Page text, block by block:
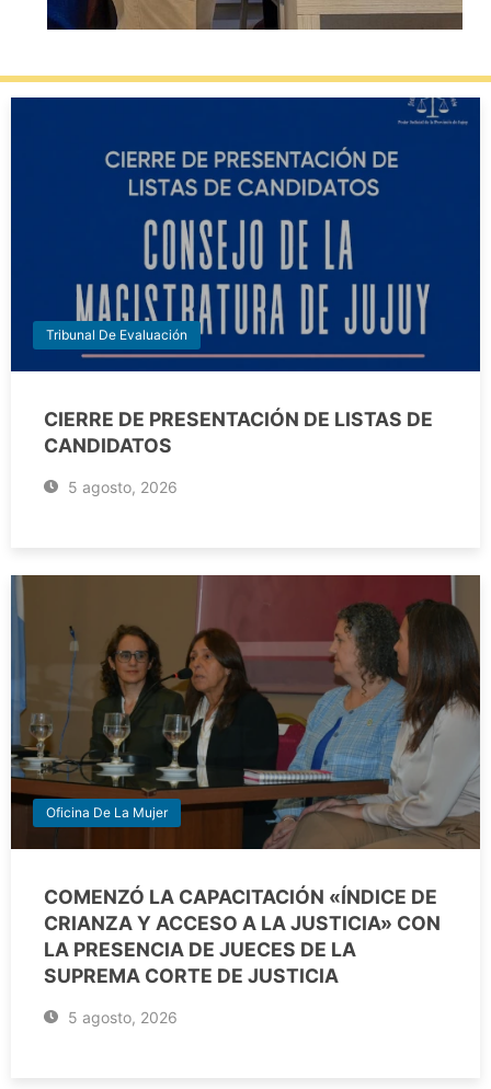
Tribunal De Evaluación
CIERRE DE PRESENTACIÓN DE LISTAS DE
CANDIDATOS
5 agosto, 2026
Oficina De La Mujer
COMENZÓ LA CAPACITACIÓN «ÍNDICE DE
CRIANZA Y ACCESO A LA JUSTICIA» CON
LA PRESENCIA DE JUECES DE LA
SUPREMA CORTE DE JUSTICIA
5 agosto, 2026